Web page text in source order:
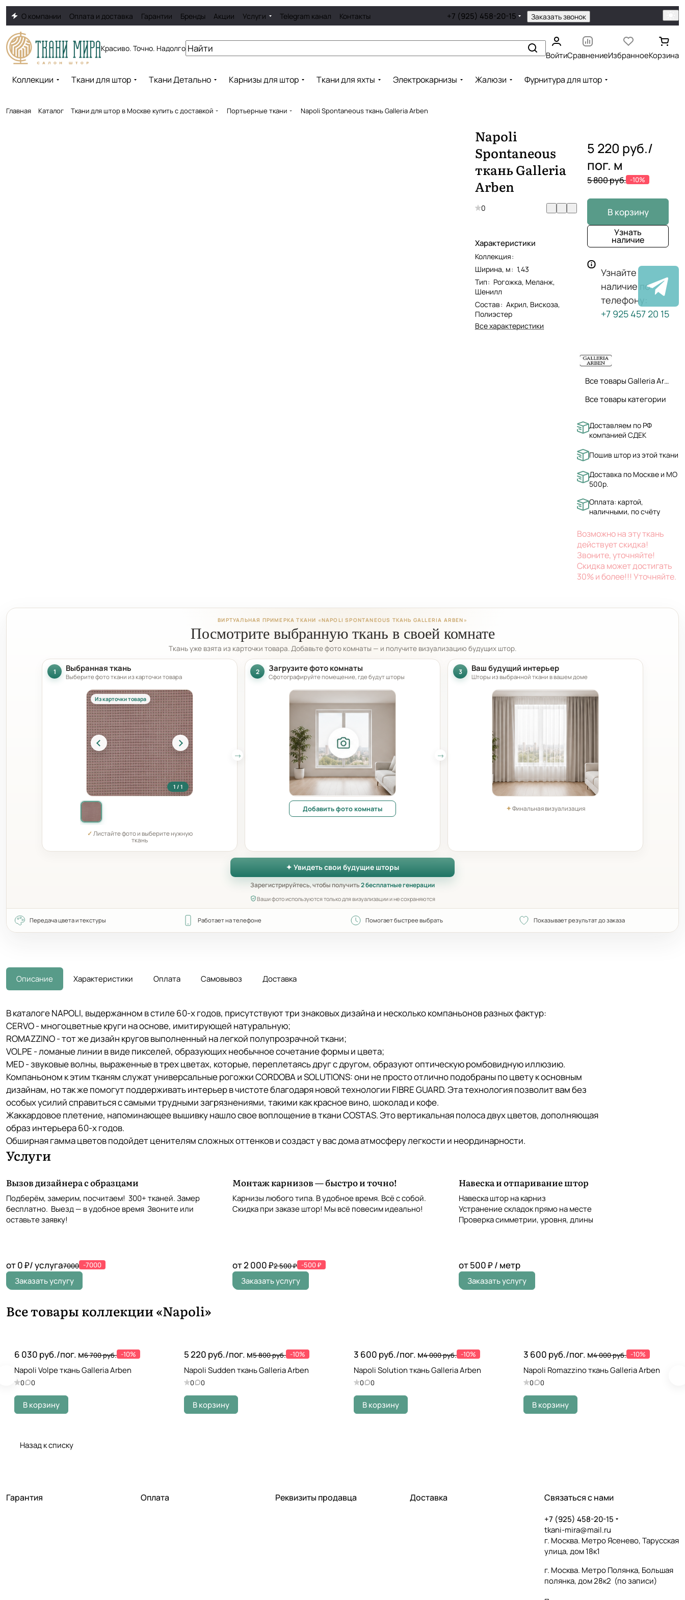
О компании Оплата и доставка Гарантии Бренды Акции Услуги Telegram канал Контакты +7 (925) 458-20-15 Заказать звонок
Красиво. Точно. Надолго
ВойтиСравнениеИзбранноеКорзина
Коллекции Ткани для штор Ткани Детально Карнизы для штор Ткани для яхты Электрокарнизы Жалюзи Фурнитура для штор
Главная Каталог Ткани для штор в Москве купить с доставкой Портьерные ткани Napoli Spontaneous ткань Galleria Arben
Napoli
Spontaneous
ткань Galleria
Arben
0
Характеристики
Коллекция:
Ширина, м: 1,43
Тип: Рогожка, Меланж,
Шенилл
Состав: Акрил, Вискоза,
Полиэстер
Все характеристики
5 220 руб./
пог. м
5 800 руб. -10%
В корзину
Узнать
наличие
Узнайте
наличие по
телефону:
+7 925 457 20 15
Все товары Galleria Arben
Все товары категории
Доставляем по РФ
компанией СДЕК
Пошив штор из этой ткани
Доставка по Москве и МО
500р.
Оплата: картой,
наличными, по счёту
Возможно на эту ткань
действует скидка!
Звоните, уточняйте!
Скидка может достигать
30% и более!!! Уточняйте.
ВИРТУАЛЬНАЯ ПРИМЕРКА ТКАНИ «NAPOLI SPONTANEOUS ТКАНЬ GALLERIA ARBEN»
Посмотрите выбранную ткань в своей комнате
Ткань уже взята из карточки товара. Добавьте фото комнаты — и получите визуализацию будущих штор.
1 Выбранная ткань
Выберите фото ткани из карточки товара
Из карточки товара
1 / 1
✓Листайте фото и выберите нужную
ткань
2 Загрузите фото комнаты
Сфотографируйте помещение, где будут шторы
Добавить фото комнаты
3 Ваш будущий интерьер
Шторы из выбранной ткани в вашем доме
✦Финальная визуализация
✦ Увидеть свои будущие шторы
Зарегистрируйтесь, чтобы получить2 бесплатные генерации
Ваши фото используются только для визуализации и не сохраняются
Передача цвета и текстуры Работает на телефоне Помогает быстрее выбрать Показывает результат до заказа
Описание Характеристики Оплата Самовывоз Доставка
В каталоге NAPOLI, выдержанном в стиле 60-х годов, присутствуют три знаковых дизайна и несколько компаньонов разных фактур:
CERVO - многоцветные круги на основе, имитирующей натуральную;
ROMAZZINO - тот же дизайн кругов выполненный на легкой полупрозрачной ткани;
VOLPE - ломаные линии в виде пикселей, образующих необычное сочетание формы и цвета;
MED - звуковые волны, выраженные в трех цветах, которые, переплетаясь друг с другом, образуют оптическую ромбовидную иллюзию.
Компаньоном к этим тканям служат универсальные рогожки CORDOBA и SOLUTIONS: они не просто отлично подобраны по цвету к основным
дизайнам, но так же помогут поддерживать интерьер в чистоте благодаря новой технологии FIBRE GUARD. Эта технология позволит вам без
особых усилий справиться с самыми трудными загрязнениями, такими как красное вино, шоколад и кофе.
Жаккардовое плетение, напоминающее вышивку нашло свое воплощение в ткани COSTAS. Это вертикальная полоса двух цветов, дополняющая
образ интерьера 60-х годов.
Обширная гамма цветов подойдет ценителям сложных оттенков и создаст у вас дома атмосферу легкости и неординарности.
Услуги
Вызов дизайнера с образцами
Подберём, замерим, посчитаем! 300+ тканей. Замер
бесплатно. Выезд — в удобное время Звоните или
оставьте заявку!
от 0 ₽/ услуга7000 -7000
Заказать услугу
Монтаж карнизов — быстро и точно!
Карнизы любого типа. В удобное время. Всё с собой.
Скидка при заказе штор! Мы всё повесим идеально!
от 2 000 ₽2 500 ₽ -500 ₽
Заказать услугу
Навеска и отпаривание штор
Навеска штор на карниз
Устранение складок прямо на месте
Проверка симметрии, уровня, длины
от 500 ₽ / метр
Заказать услугу
Все товары коллекции «Napoli»
6 030 руб./пог. м6 700 руб. -10%
Napoli Volpe ткань Galleria Arben
0 0
В корзину
5 220 руб./пог. м5 800 руб. -10%
Napoli Sudden ткань Galleria Arben
0 0
В корзину
3 600 руб./пог. м4 000 руб. -10%
Napoli Solution ткань Galleria Arben
0 0
В корзину
3 600 руб./пог. м4 000 руб. -10%
Napoli Romazzino ткань Galleria Arben
0 0
В корзину
Назад к списку
Гарантия Оплата Реквизиты продавца Доставка Связаться с нами
+7 (925) 458-20-15
tkani-mira@mail.ru
г. Москва. Метро Ясенево, Тарусская
улица, дом 18к1
г. Москва. Метро Полянка, Большая
полянка, дом 28к2 (по записи)